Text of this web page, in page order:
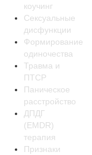
коучинг
Сексуальные
дисфункции
Формирование
одиночества
Травма и
ПТСР
Паническое
расстройство
ДПДГ
(EMDR)
терапия
Признаки